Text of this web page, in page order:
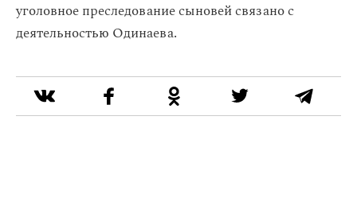
уголовное преследование сыновей связано с
деятельностью Одинаева.